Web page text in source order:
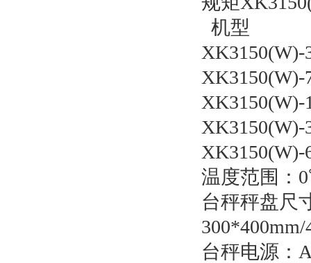
机型
温度范围：
台秤秤盘尺
台秤电源：